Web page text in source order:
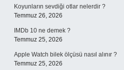
Koyunların sevdiği otlar nelerdir ?
Temmuz 26, 2026
IMDb 10 ne demek ?
Temmuz 25, 2026
Apple Watch bilek ölçüsü nasıl alınır ?
Temmuz 25, 2026